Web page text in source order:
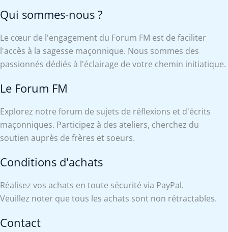
Qui sommes-nous ?
Le cœur de l'engagement du Forum FM est de faciliter
l'accès à la sagesse maçonnique. Nous sommes des
passionnés dédiés à l'éclairage de votre chemin initiatique.
Le Forum FM
Explorez notre forum de sujets de réflexions et d'écrits
maçonniques. Participez à des ateliers, cherchez du
soutien auprès de frères et soeurs.
Conditions d'achats
Réalisez vos achats en toute sécurité via PayPal.
Veuillez noter que tous les achats sont non rétractables.
Contact